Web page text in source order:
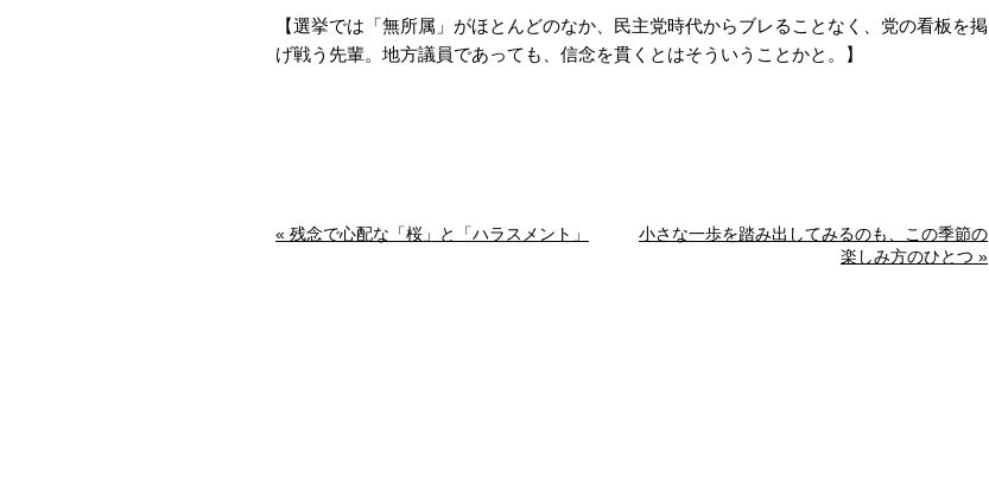
【選挙では「無所属」がほとんどのなか、民主党時代からブレることなく、党の看板を掲
げ戦う先輩。地方議員であっても、信念を貫くとはそういうことかと。】
« 残念で心配な「桜」と「ハラスメント」
小さな一歩を踏み出してみるのも、この季節の
楽しみ方のひとつ »